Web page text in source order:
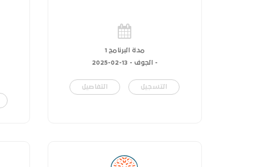
مدة البرنامج 1
- الجوف - 13-02-2025
التسجيل التفاصيل